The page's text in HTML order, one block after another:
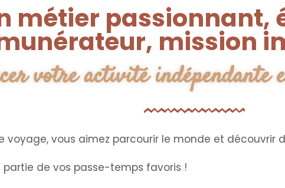
métier passionnant,
mission
votre activité indépendante
voyage, vous aimez parcourir le monde et découvrir
de vos passe-temps favoris !